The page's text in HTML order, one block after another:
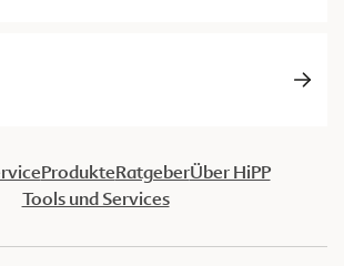
ProdukteRatgeberÜber HiPP
Tools und Services